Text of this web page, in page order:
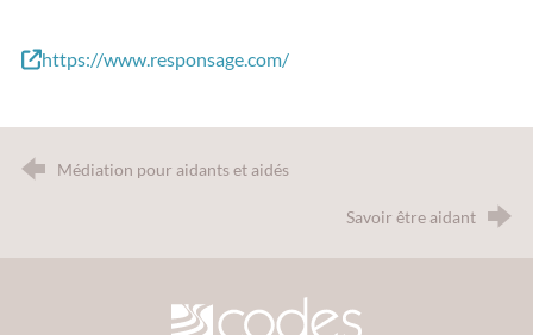
https://www.responsage.com/
Médiation pour aidants et aidés
Savoir être aidant
CODES 30 - Comité